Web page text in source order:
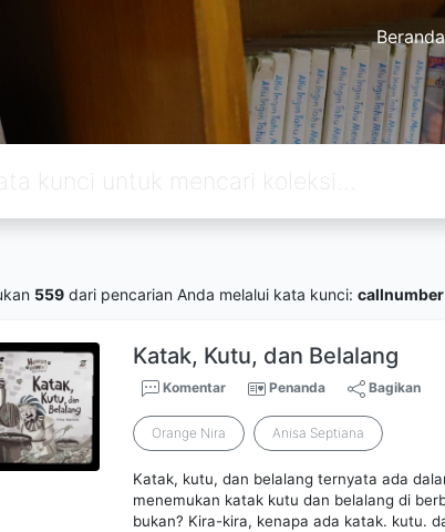
Beranda
559 dari pencarian Anda melalui kata kunci:
Katak, Kutu, dan Belalang
Komentar Penanda Bagikan
Orange Nira Anisa Septiana
Katak, kutu, dan belalang ternyata ada
menemukan katak kutu dan belalang di
bukan? Kira-kira, kenapa ada katak. kutu.